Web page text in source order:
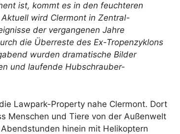
ist, kommt es in den feuchteren
wird Clermont in Zentral-
der vergangenen Jahre
die Überreste des Ex-Tropenzyklons
wurden dramatische Bilder
und laufende Hubschrauber-
Lawpark-Property nahe Clermont. Dort
Menschen und Tiere von der Außenwelt
hinein mit Helikoptern